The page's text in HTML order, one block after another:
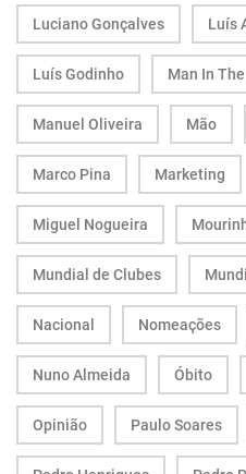
Luciano Gonçalves Luís
Luís Godinho Man In
Manuel Oliveira Mão
Marco Pina Marketing
Miguel Nogueira
Mundial de Clubes
Nacional Nomeações
Nuno Almeida Óbito
Opinião Paulo Soares